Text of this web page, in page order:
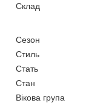
Склад
Сезон
Стиль
Стать
Стан
Вікова група